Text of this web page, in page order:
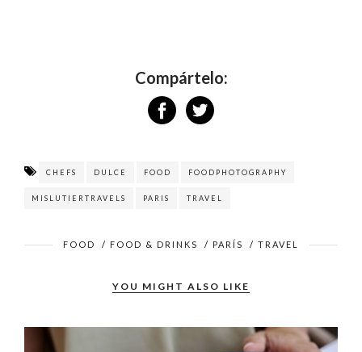
Compártelo:
CHEFS DULCE FOOD FOODPHOTOGRAPHY
MISLUTIERTRAVELS PARIS TRAVEL
FOOD / FOOD & DRINKS / PARÍS / TRAVEL
YOU MIGHT ALSO LIKE